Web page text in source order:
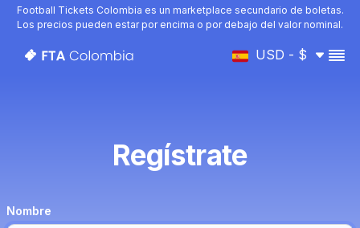
Football Tickets Colombia es un marketplace secundario de boletas.
Los precios pueden estar por encima o por debajo del valor nominal.
USD - $
Regístrate
Nombre